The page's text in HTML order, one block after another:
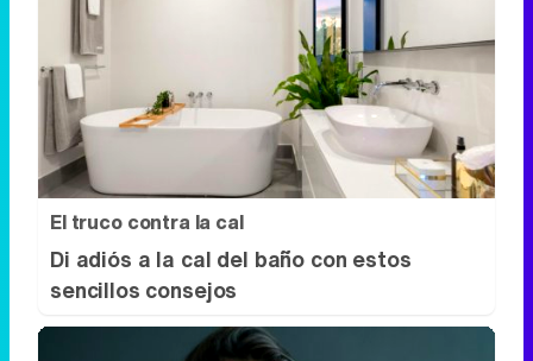
El truco contra la cal
Di adiós a la cal del baño con estos
sencillos consejos